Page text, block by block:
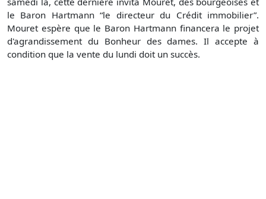
le Baron Hartmann “le directeur du Crédit immobilier”.
Mouret espère que le Baron Hartmann financera le projet
d'agrandissement du Bonheur des dames. Il accepte à
condition que la vente du lundi doit un succès.